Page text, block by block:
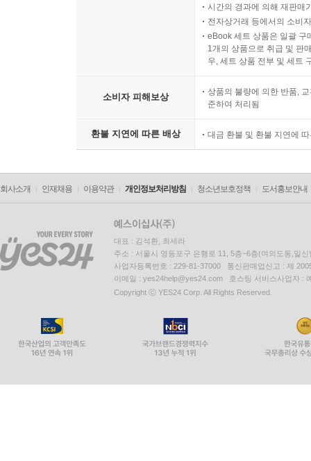
시간의 경과에 의해 재판매
전자상거래 등에서의 소비
eBook 세트 상품은 일괄 구
1개의 상품으로 취급 및 판
우, 세트 상품 전부 및 세트
소비자 피해보상
상품의 불량에 의한 반품,
준하여 처리됨
환불 지연에 따른 배상 대금 환불 및 환불 지연에
회사소개 인재채용 이용약관 개인정보처리방침 청소년보호정책 도서홍보안내
대표 : 김석환, 최세라
주소 : 서울시 영등포구 은행로 11, 5층~6층(여의도동,일신
사업자등록번호 : 229-81-37000 통신판매업신고 : 제
이메일 : yes24help@yes24.com 호스팅 서비스사업자 :
Copyright ⓒ YES24 Corp. All Rights Reserved.